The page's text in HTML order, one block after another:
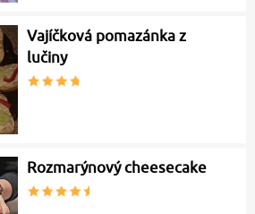
Vajíčková pomazánka z
lučiny
Rozmarýnový cheesecake